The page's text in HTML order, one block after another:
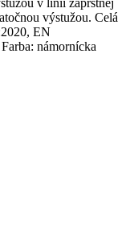
výstužou. Celá
EN
námornícka